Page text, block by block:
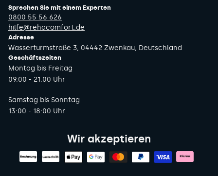
Sprechen Sie mit einem Experten
0800 55 56 626
hilfe@rehacomfort.de
Adresse
Wasserturmstraße 3, 04442 Zwenkau, Deutschland
Geschäftszeiten
Montag bis Freitag
09:00 - 21:00 Uhr
Samstag bis Sonntag
13:00 - 18:00 Uhr
Wir akzeptieren